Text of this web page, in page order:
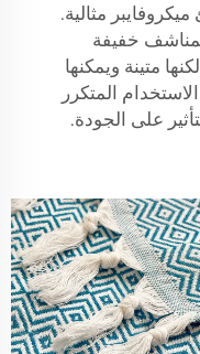
مثالية.
خفيفة
متينة ويمكنها
المتكرر
على الجودة.